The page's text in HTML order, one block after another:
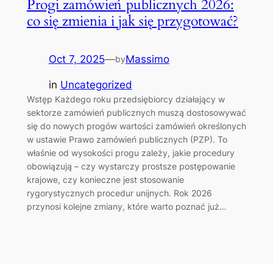
Progi zamówień publicznych 2026:
co się zmienia i jak się przygotować?
Oct 7, 2025—byMassimo
in Uncategorized
Wstęp Każdego roku przedsiębiorcy działający w
sektorze zamówień publicznych muszą dostosowywać
się do nowych progów wartości zamówień określonych
w ustawie Prawo zamówień publicznych (PZP). To
właśnie od wysokości progu zależy, jakie procedury
obowiązują – czy wystarczy prostsze postępowanie
krajowe, czy konieczne jest stosowanie
rygorystycznych procedur unijnych. Rok 2026
przynosi kolejne zmiany, które warto poznać już…